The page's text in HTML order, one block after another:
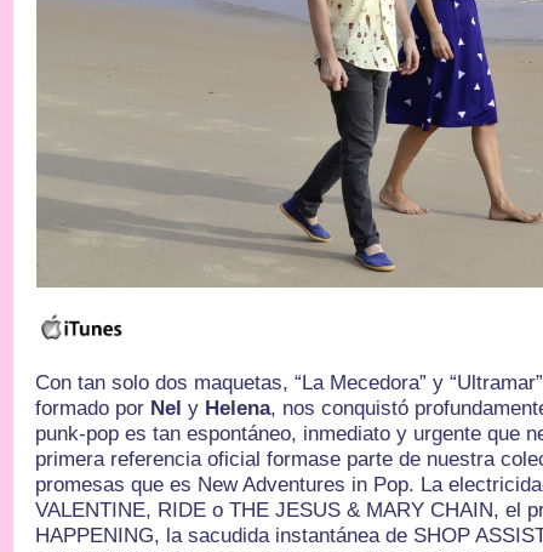
Con tan solo dos maquetas, “La Mecedora” y
formado por Nel y Helena, nos conquistó
punk-pop es tan espontáneo, inmediato y urgente que
primera referencia oficial formase parte de nuestra
promesas que es New Adventures in Pop. La
VALENTINE, RIDE o THE JESUS & MARY CHAIN, el
HAPPENING, la sacudida instantánea de SHOP